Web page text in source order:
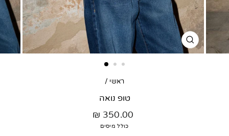
סגור
דגם
ראשי /
טופ נואה
מחיר
רגיל
350.00 ₪
כולל מיסים